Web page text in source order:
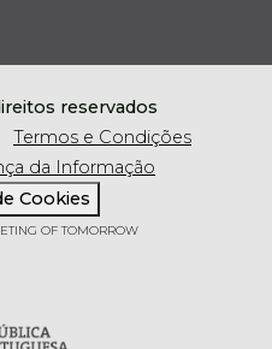
reservados
Termos e Condições
da Informação
Cookies
OF TOMORROW